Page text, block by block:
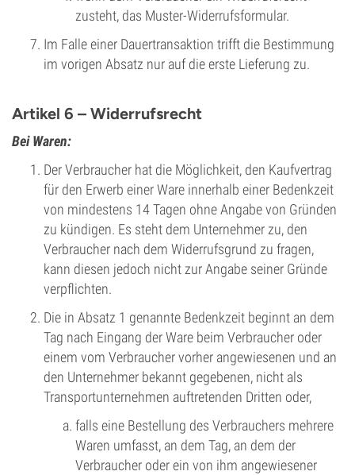
zusteht, das Muster-Widerrufsformular.
Im Falle einer Dauertransaktion trifft die Bestimmung
im vorigen Absatz nur auf die erste Lieferung zu.
Artikel 6 – Widerrufsrecht
Bei Waren:
Der Verbraucher hat die Möglichkeit, den Kaufvertrag
für den Erwerb einer Ware innerhalb einer Bedenkzeit
von mindestens 14 Tagen ohne Angabe von Gründen
zu kündigen. Es steht dem Unternehmer zu, den
Verbraucher nach dem Widerrufsgrund zu fragen,
kann diesen jedoch nicht zur Angabe seiner Gründe
verpflichten.
Die in Absatz 1 genannte Bedenkzeit beginnt an dem
Tag nach Eingang der Ware beim Verbraucher oder
einem vom Verbraucher vorher angewiesenen und an
den Unternehmer bekannt gegebenen, nicht als
Transportunternehmen auftretenden Dritten oder,
falls eine Bestellung des Verbrauchers mehrere
Waren umfasst, an dem Tag, an dem der
Verbraucher oder ein von ihm angewiesener